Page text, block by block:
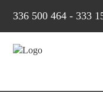
336 500 464 - 333